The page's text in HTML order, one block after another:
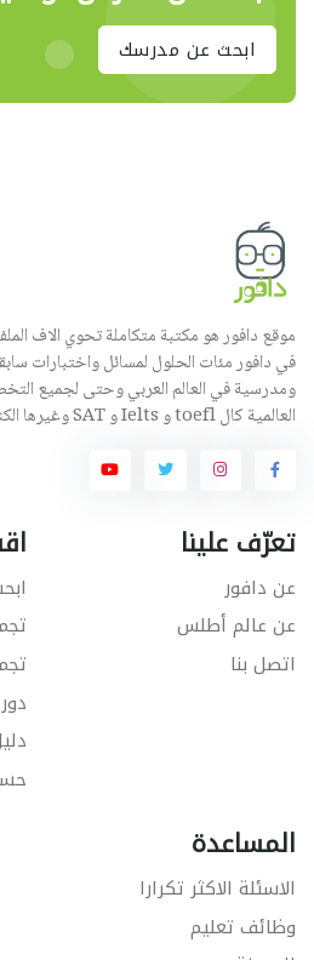
ابحث عن مدرسك
موقع دافور هو مكتبة متكاملة تحوي الاف
في دافور مئات الحلول لمسائل واختبارات
ومدرسية في العالم العربي وحتى لجميع
العالمية كال toefl و Ielts و SAT وغيرها الكثير.
تعرّف علينا
عن دافور
عن عالم أطلس
اتصل بنا
المساعدة
الاسئلة الاكثر تكرارا
وظائف تعليم